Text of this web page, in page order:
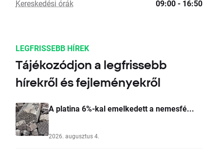
Kereskedési órák 09:00 - 16:50
LEGFRISSEBB HÍREK
Tájékozódjon a legfrissebb
hírekről és fejleményekről
A platina 6%-kal emelkedett a nemesfé...
2026. augusztus 4.